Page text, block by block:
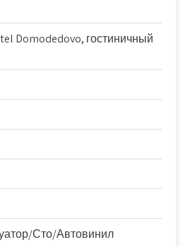
Domodedovo, гостиничный
Сто/Автовинил